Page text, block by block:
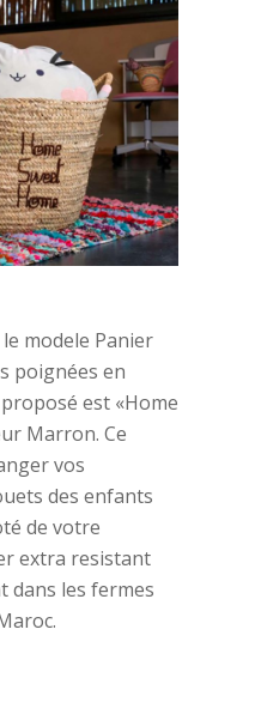
modele Panier
poignées en
est «Home
Marron. Ce
vos
des enfants
de votre
extra resistant
dans les fermes